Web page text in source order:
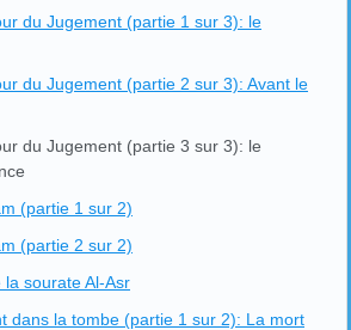
du Jugement (partie 1 sur 3): le
du Jugement (partie 2 sur 3): Avant le
du Jugement (partie 3 sur 3): le
(partie 1 sur 2)
(partie 2 sur 2)
la sourate Al-Asr
dans la tombe (partie 1 sur 2): La mort